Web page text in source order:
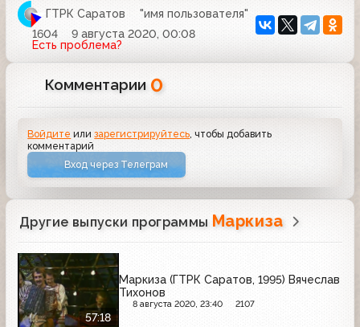
ГТРК Саратов
"имя пользователя"
1604
9 августа 2020, 00:08
Есть проблема?
Комментарии 0
Войдите илизарегистрируйтесь , чтобы добавить
комментарий
Вход через Телеграм
Другие выпуски программы Маркиза
57:18
Маркиза (ГТРК Саратов, 1995) Вячеслав
Тихонов
8 августа 2020, 23:40 2107